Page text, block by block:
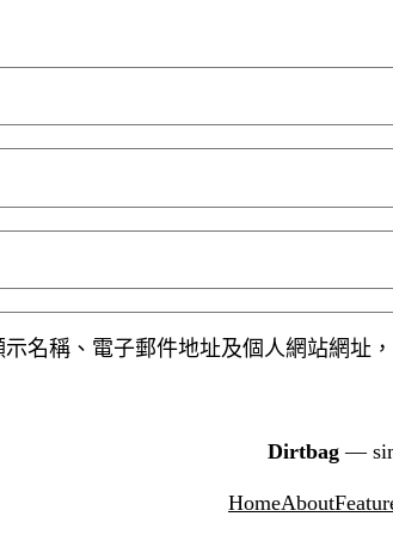
示名稱、電子郵件地址及個人網站網址
Dirtbag—
HomeAbout